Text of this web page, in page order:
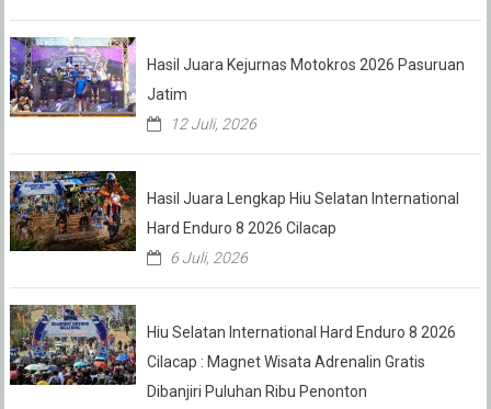
Hasil Juara Kejurnas Motokros 2026 Pasuruan
Jatim
12 Juli, 2026
Hasil Juara Lengkap Hiu Selatan International
Hard Enduro 8 2026 Cilacap
6 Juli, 2026
Hiu Selatan International Hard Enduro 8 2026
Cilacap : Magnet Wisata Adrenalin Gratis
Dibanjiri Puluhan Ribu Penonton